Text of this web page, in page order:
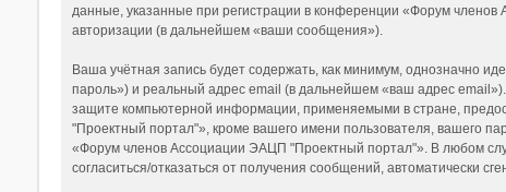
данные, указанные при регистрации в конференции «Форум
авторизации (в дальнейшем «ваши сообщения»).
Ваша учётная запись будет содержать, как минимум, однозначно
пароль») и реальный адрес email (в дальнейшем «ваш адрес
защите компьютерной информации, применяемыми в стране,
"Проектный портал"», кроме вашего имени пользователя, вашего
«Форум членов Ассоциации ЭАЦП "Проектный портал"». В любом
согласиться/отказаться от получения сообщений, автоматически